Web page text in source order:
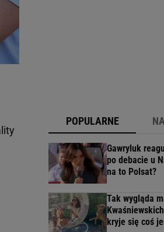
POPULARNE
Gawryluk
po debacie u
na to Polsat?
Tak wygląda
kryje się coś